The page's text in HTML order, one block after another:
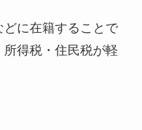
に在籍することで
得税・住民税が軽